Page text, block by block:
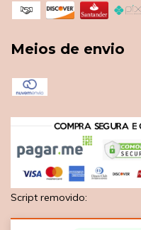
Meios de envio
Script removido: